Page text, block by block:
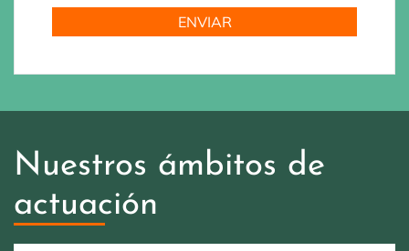
Nuestros ámbitos de
actuación